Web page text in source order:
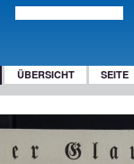
ÜBERSICHT SEITE